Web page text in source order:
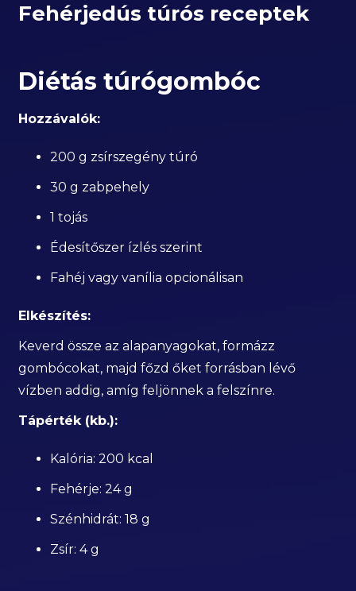
Fehérjedús túrós receptek
Diétás túrógombóc
Hozzávalók:
200 g zsírszegény túró
30 g zabpehely
1 tojás
Édesítőszer ízlés szerint
Fahéj vagy vanília opcionálisan
Elkészítés:
Keverd össze az alapanyagokat, formázz
gombócokat, majd főzd őket forrásban lévő
vízben addig, amíg feljönnek a felszínre.
Tápérték (kb.):
Kalória: 200 kcal
Fehérje: 24 g
Szénhidrát: 18 g
Zsír: 4 g